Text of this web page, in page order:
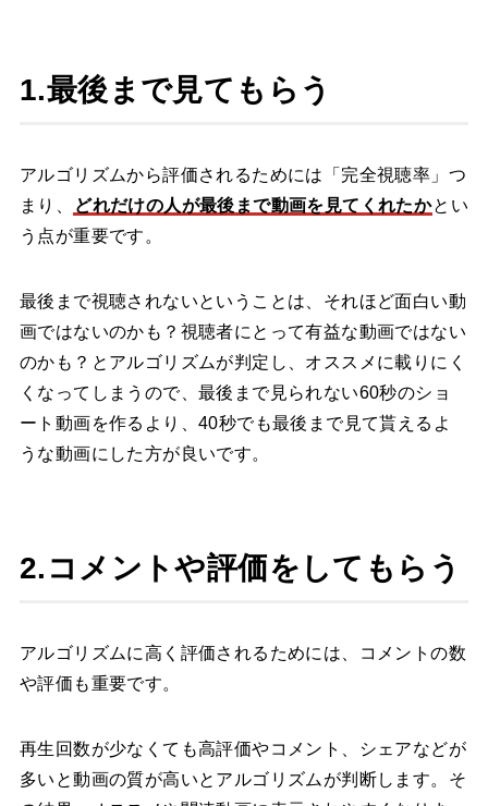
1.最後まで見てもらう
アルゴリズムから評価されるためには「完全視聴率」つ
まり、
どれだけの人が最後まで動画を見てくれたかとい
う点が重要です。
最後まで視聴されないということは、それほど面白い動
画ではないのかも？視聴者にとって有益な動画ではない
のかも？とアルゴリズムが判定し、オススメに載りにく
くなってしまうので、最後まで見られない60秒のショ
ート動画を作るより、40秒でも最後まで見て貰えるよ
うな動画にした方が良いです。
2.コメントや評価をしてもらう
アルゴリズムに高く評価されるためには、コメントの数
や評価も重要です。
再生回数が少なくても高評価やコメント、シェアなどが
多いと動画の質が高いとアルゴリズムが判断します。そ